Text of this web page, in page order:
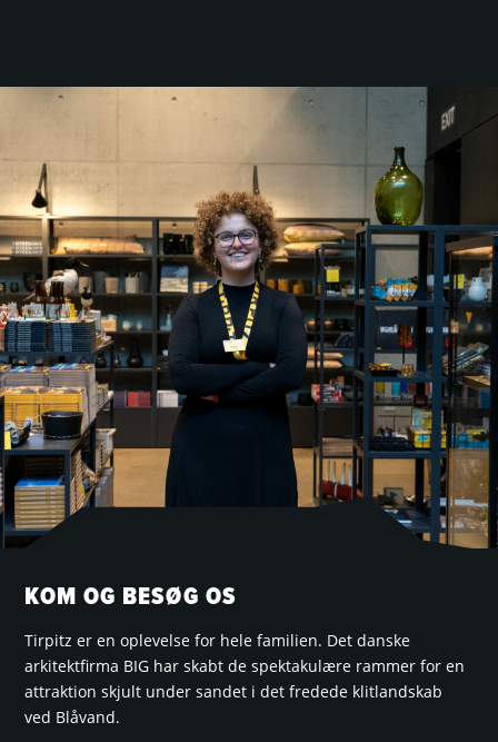
KOM OG BESØG OS
Tirpitz er en oplevelse for hele familien. Det danske
arkitektfirma BIG har skabt de spektakulære rammer for en
attraktion skjult under sandet i det fredede klitlandskab
ved Blåvand.